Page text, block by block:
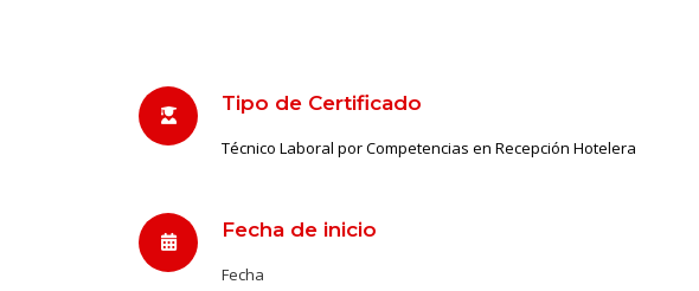
Tipo de Certificado
Técnico Laboral por Competencias en Recepción Hotelera
Fecha de inicio
Fecha